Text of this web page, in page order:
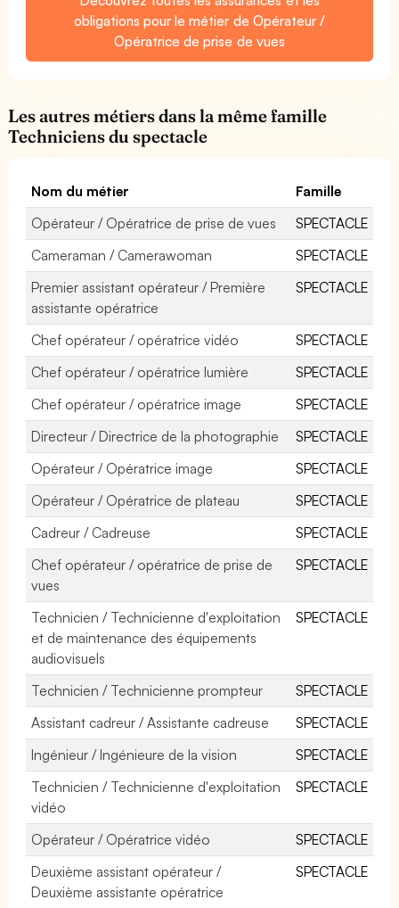
obligations pour le métier de Opérateur /
Opératrice de prise de vues
Les autres métiers dans la même famille
Techniciens du spectacle
Nom du métier
Famille
Opérateur / Opératrice de prise de vues
SPECTACLE
Cameraman / Camerawoman
SPECTACLE
Premier assistant opérateur / Première
assistante opératrice
SPECTACLE
Chef opérateur / opératrice vidéo
SPECTACLE
Chef opérateur / opératrice lumière
SPECTACLE
Chef opérateur / opératrice image
SPECTACLE
Directeur / Directrice de la photographie
SPECTACLE
Opérateur / Opératrice image
SPECTACLE
Opérateur / Opératrice de plateau
SPECTACLE
Cadreur / Cadreuse
SPECTACLE
Chef opérateur / opératrice de prise de
vues
SPECTACLE
Technicien / Technicienne d'exploitation
et de maintenance des équipements
audiovisuels
SPECTACLE
Technicien / Technicienne prompteur
SPECTACLE
Assistant cadreur / Assistante cadreuse
SPECTACLE
Ingénieur / Ingénieure de la vision
SPECTACLE
Technicien / Technicienne d'exploitation
vidéo
SPECTACLE
Opérateur / Opératrice vidéo
SPECTACLE
Deuxième assistant opérateur /
Deuxième assistante opératrice
SPECTACLE